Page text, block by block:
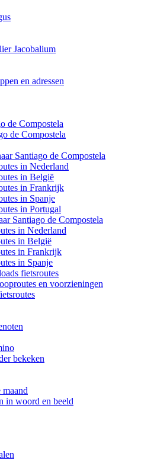
Jacobalium
en adressen
de Compostela
de Compostela
Santiago de Compostela
in Nederland
in België
in Frankrijk
in Spanje
in Portugal
Santiago de Compostela
in Nederland
in België
in Frankrijk
in Spanje
fietsroutes
en voorzieningen
bekeken
in woord en beeld